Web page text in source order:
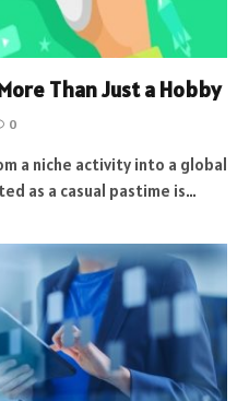
Than Just a Hobby
0
a niche activity into a global
as a casual pastime is…